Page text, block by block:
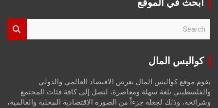
r
كواليس المال
يقوم موقع كواليس المال بعرض الاقتصاد العالمي والدولي
والفلسطيني بلغة سهلة ومعاصرة، لتصل إلى كافة فئات المجتمع
وشرائحه، وذلك لجعله جزءاً من الصورة الاقتصادية المحلية والعالمية،